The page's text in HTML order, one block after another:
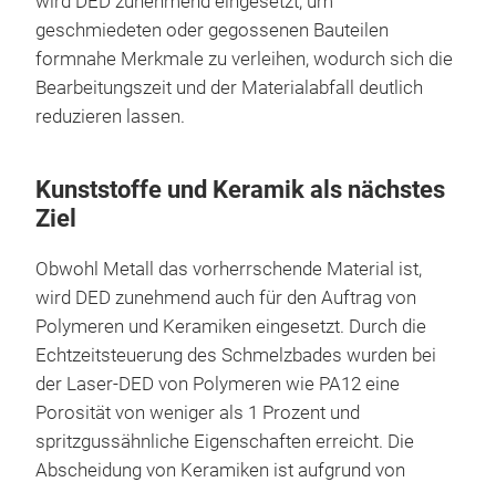
geschmiedeten oder gegossenen Bauteilen
formnahe Merkmale zu verleihen, wodurch sich die
Bearbeitungszeit und der Materialabfall deutlich
reduzieren lassen.
Kunststoffe und Keramik als nächstes
Ziel
Obwohl Metall das vorherrschende Material ist,
wird DED zunehmend auch für den Auftrag von
Polymeren und Keramiken eingesetzt. Durch die
Echtzeitsteuerung des Schmelzbades wurden bei
der Laser-DED von Polymeren wie PA12 eine
Porosität von weniger als 1 Prozent und
spritzgussähnliche Eigenschaften erreicht. Die
Abscheidung von Keramiken ist aufgrund von